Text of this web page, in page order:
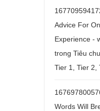
Advice For
Experience -
trong Tiêu
Tier 1, Tier 2,
Words Will